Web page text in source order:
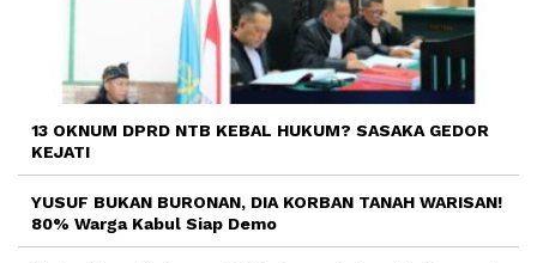
13 OKNUM DPRD NTB KEBAL HUKUM? SASAKA GEDOR
KEJATI
YUSUF BUKAN BURONAN, DIA KORBAN TANAH WARISAN!
80% Warga Kabul Siap Demo